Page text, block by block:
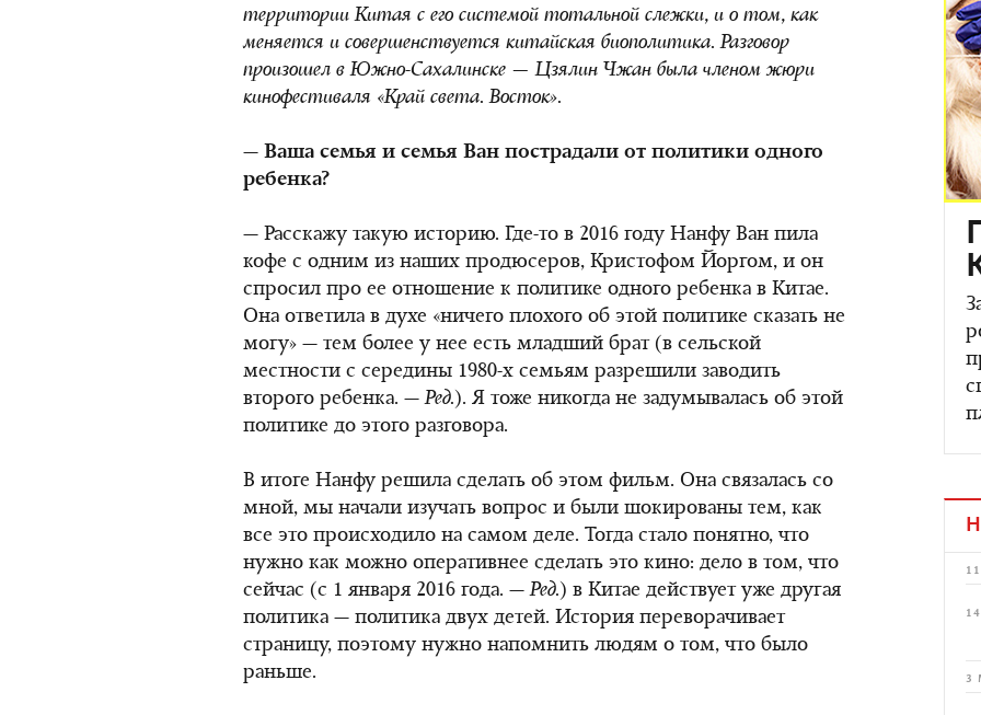
территории Китая с его системой тотальной слежки, и о том, как
меняется и совершенствуется китайская биополитика. Разговор
произошел в Южно-Сахалинске — Цзялин Чжан была членом жюри
кинофестиваля «Край света. Восток».
— Ваша семья и семья Ван пострадали от политики одного
ребенка?
— Расскажу такую историю. Где-то в 2016 году Нанфу Ван пила
кофе с одним из наших продюсеров, Кристофом Йоргом, и он
спросил про ее отношение к политике одного ребенка в Китае.
Она ответила в духе «ничего плохого об этой политике сказать не
могу» — тем более у нее есть младший брат (в сельской
местности с середины 1980-х семьям разрешили заводить
второго ребенка. —Ред.). Я тоже никогда не задумывалась об этой
политике до этого разговора.
В итоге Нанфу решила сделать об этом фильм. Она связалась со
мной, мы начали изучать вопрос и были шокированы тем, как
все это происходило на самом деле. Тогда стало понятно, что
нужно как можно оперативнее сделать это кино: дело в том, что
сейчас (с 1 января 2016 года. —Ред.) в Китае действует уже другая
политика — политика двух детей. История переворачивает
страницу, поэтому нужно напомнить людям о том, что было
раньше.
3